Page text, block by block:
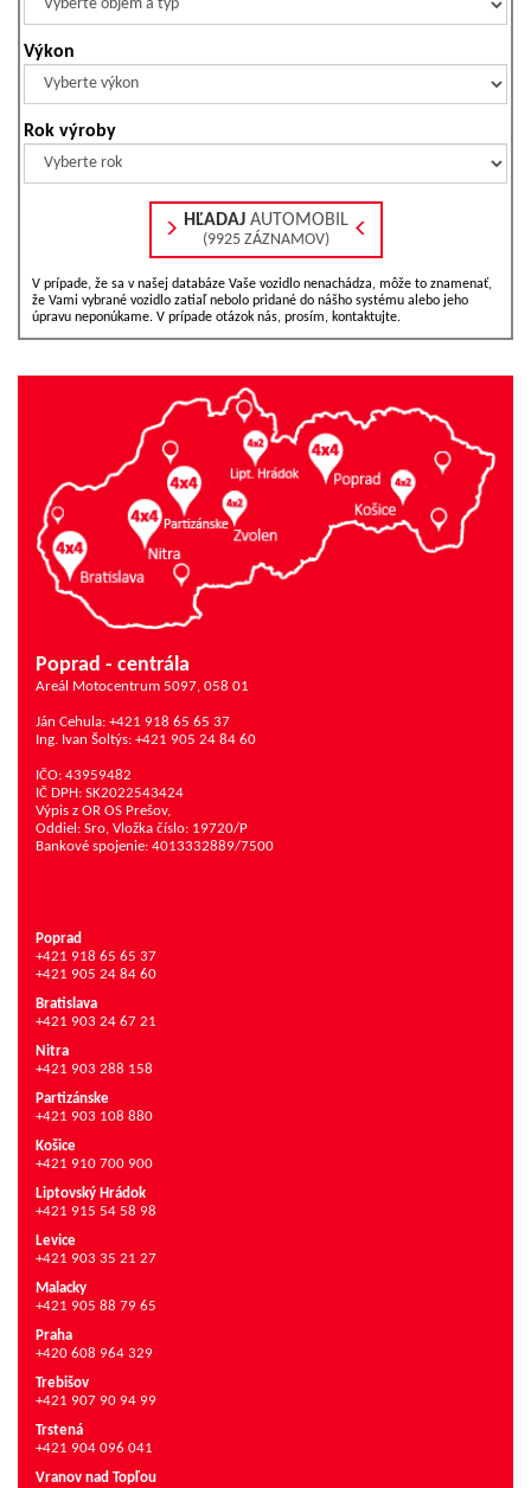
Výkon
Rok výroby
HĽADAJAUTOMOBIL
(9925 ZÁZNAMOV)
V prípade, že sa v našej databáze Vaše vozidlo nenachádza, môže to znamenať,
že Vami vybrané vozidlo zatiaľ nebolo pridané do nášho systému alebo jeho
úpravu neponúkame. V prípade otázok nás, prosím, kontaktujte.
Poprad - centrála
Areál Motocentrum 5097, 058 01
Ján Cehula: +421 918 65 65 37
Ing. Ivan Šoltýs: +421 905 24 84 60
IČO: 43959482
IČ DPH: SK2022543424
Výpis z OR OS Prešov,
Oddiel: Sro, Vložka číslo: 19720/P
Bankové spojenie: 4013332889/7500
Poprad
+421 918 65 65 37
+421 905 24 84 60
Bratislava
+421 903 24 67 21
Nitra
+421 903 288 158
Partizánske
+421 903 108 880
Košice
+421 910 700 900
Liptovský Hrádok
+421 915 54 58 98
Levice
+421 903 35 21 27
Malacky
+421 905 88 79 65
Praha
+420 608 964 329
Trebišov
+421 907 90 94 99
Trstená
+421 904 096 041
Vranov nad Topľou